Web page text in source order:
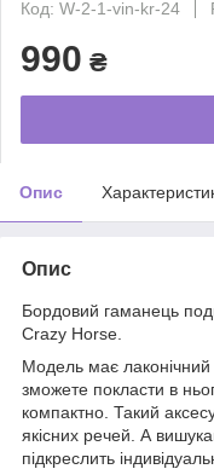
Код: W-2-1-vin-kr-24
990 ₴
Опис
Опис
Бордовий гаманець
Crazy Horse.
Модель має лаконічний
зможете покласти в
компактно. Такий
якісних речей. А
підкреслить